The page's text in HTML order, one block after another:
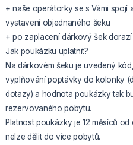
+ naše operátorky se s Vámi spojí
vystavení objednaného šeku
+ po zaplacení dárkový šek
Jak poukázku uplatnit?
Na dárkovém šeku je uvedený
vyplňování poptávky do kolonky
dotazy) a hodnota poukázky tak
rezervovaného pobytu.
Platnost poukázky je 12 měsíců
nelze dělit do více pobytů.